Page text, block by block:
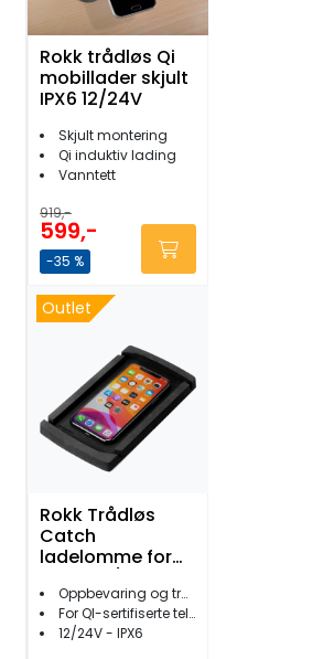
Rokk trådløs Qi
mobillader skjult
IPX6 12/24V
Skjult montering
Qi induktiv lading
Vanntett
919,-
599,-
-35 %
Outlet
Rokk Trådløs
Catch
ladelomme for
Oppbevaring og trådløs lading
For QI-sertifiserte telefoner
12/24V - IPX6